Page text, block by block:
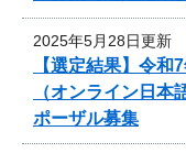
2025年5月28日更新
【選定結果】令
（オンライン日本
ポーザル募集